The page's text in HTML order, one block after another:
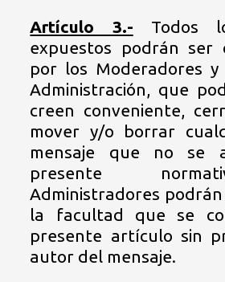
Artículo 3.- Todos
expuestos podrán ser
por los Moderadores
Administración, que
creen conveniente,
mover y/o borrar
mensaje que no se
presente
Administradores
la facultad que se
presente artículo sin
autor del mensaje.